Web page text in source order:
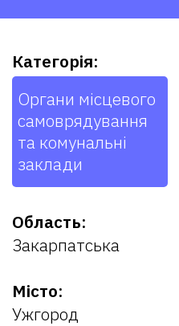
Категорія:
Органи місцевого
самоврядування
та комунальні
заклади
Область:
Закарпатська
Місто:
Ужгород